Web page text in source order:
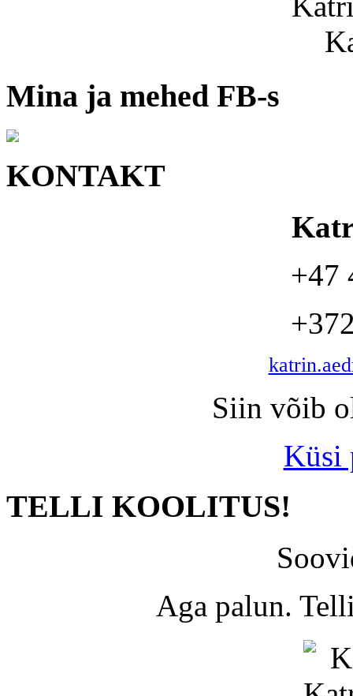
Mina ja mehed FB-s
KONTAKT
+47
Siin võib
Küsi
TELLI KOOLITUS!
Aga palun.